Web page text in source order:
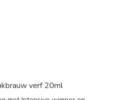
verf 20ml